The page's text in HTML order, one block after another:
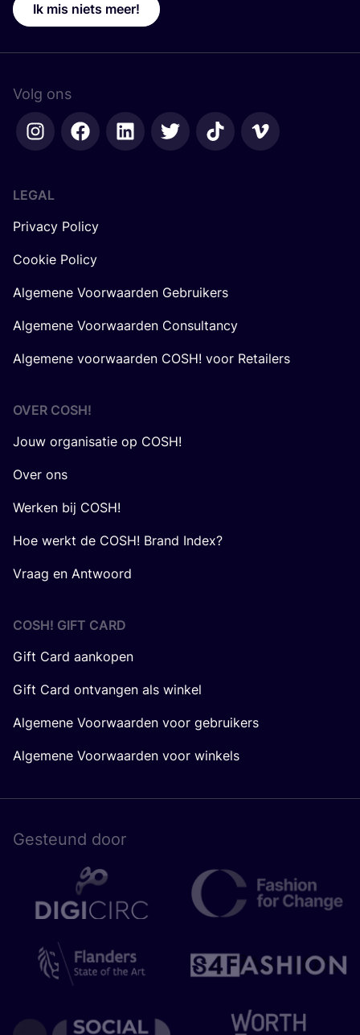
Ik mis niets meer!
Volg ons
LEGAL
Privacy Policy
Cookie Policy
Algemene Voorwaarden Gebruikers
Algemene Voorwaarden Consultancy
Algemene voorwaarden COSH! voor Retailers
OVER COSH!
Jouw organisatie op COSH!
Over ons
Werken bij COSH!
Hoe werkt de COSH! Brand Index?
Vraag en Antwoord
COSH! GIFT CARD
Gift Card aankopen
Gift Card ontvangen als winkel
Algemene Voorwaarden voor gebruikers
Algemene Voorwaarden voor winkels
Gesteund door